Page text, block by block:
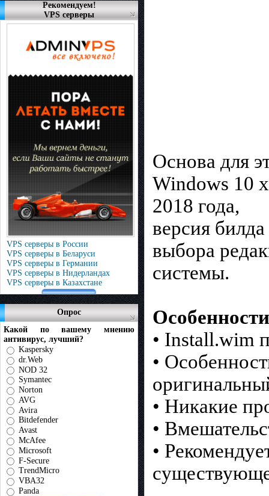
Рекомендуем!
VPS серверы
VPS серверы в России
VPS серверы в Беларуси
VPS серверы в Германии
VPS серверы в Нидерландах
VPS серверы в Казахстане
Опрос
Какой по вашему мнению
антивирус, лучший?
Kaspersky
dr.Web
NOD 32
Symantec
Norton
AVG
Avira
Bitdefender
Avast
McAfee
Microsoft
F-Secure
TrendMicro
VBA32
Panda
Основа для
Windows 10
2018 года,
версия
выбора
системы.
• Install.wim
•
• Никакие
•
•